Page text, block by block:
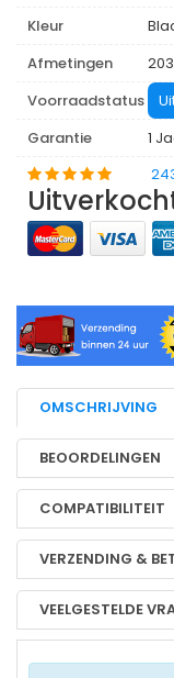
Kleur
Afmetingen
Voorraadstatus
Garantie
1
OMSCHRIJVING
BEOORDELINGEN
COMPATIBILITEIT
VERZENDING &
VEELGESTELDE